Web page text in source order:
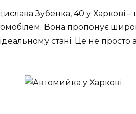
Зубенка, 40 у Харкові
Вона пропонує
стані. Це не просто